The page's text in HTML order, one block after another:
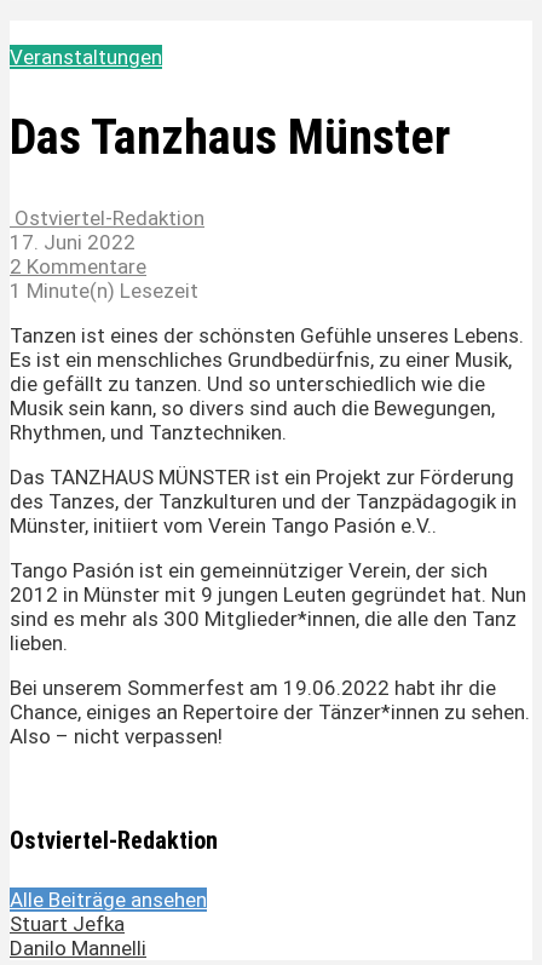
Veranstaltungen
Das Tanzhaus Münster
Ostviertel-Redaktion
17. Juni 2022
2 Kommentare
1 Minute(n) Lesezeit
Tanzen ist eines der schönsten Gefühle unseres Lebens.
Es ist ein menschliches Grundbedürfnis, zu einer Musik,
die gefällt zu tanzen. Und so unterschiedlich wie die
Musik sein kann, so divers sind auch die Bewegungen,
Rhythmen, und Tanztechniken.
Das TANZHAUS MÜNSTER ist ein Projekt zur Förderung
des Tanzes, der Tanzkulturen und der Tanzpädagogik in
Münster, initiiert vom Verein Tango Pasión e.V..
Tango Pasión ist ein gemeinnütziger Verein, der sich
2012 in Münster mit 9 jungen Leuten gegründet hat. Nun
sind es mehr als 300 Mitglieder*innen, die alle den Tanz
lieben.
Bei unserem Sommerfest am 19.06.2022 habt ihr die
Chance, einiges an Repertoire der Tänzer*innen zu sehen.
Also – nicht verpassen!
Ostviertel-Redaktion
Alle Beiträge ansehen
Stuart Jefka
Danilo Mannelli